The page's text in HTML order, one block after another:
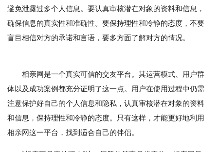
避免泄露过多个人信息。要认真审核潜在对象的资料和信息，
确保信息的真实性和准确性。要保持理性和冷静的态度，不要
盲目相信对方的承诺和言语，要多方面了解对方的情况。
相亲网是一个真实可信的交友平台。其运营模式、用户群
体以及成功案例都充分证明了这一点。用户在使用过程中仍需
注意保护好自己的个人信息和隐私，认真审核潜在对象的资料
和信息，保持理性和冷静的态度。只有这样，才能更好地利用
相亲网这一平台，找到适合自己的伴侣。